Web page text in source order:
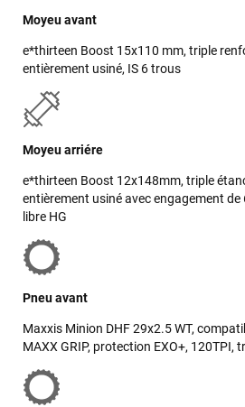
Moyeu avant
e*thirteen Boost 15x110 mm, triple
entièrement usiné, IS 6 trous
Moyeu arriére
e*thirteen Boost 12x148mm, triple
entièrement usiné avec engagement de
libre HG
Pneu avant
Maxxis Minion DHF 29x2.5 WT,
MAXX GRIP, protection EXO+, 120TPI,
(livraison différée cause absence). Le
livraison a été traité efficacement par
meilleurs délais. Tous les contacts ont
est sympa et réactive
LAISSER UN